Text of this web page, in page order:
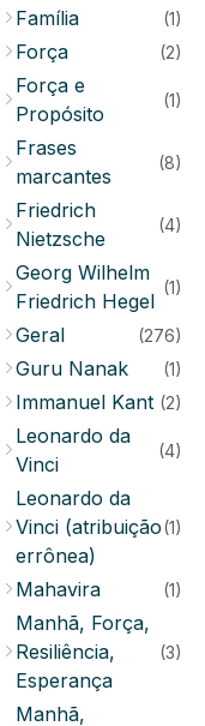
Família (1)
Força (2)
Força e
Propósito
(1)
Frases
marcantes
(8)
Friedrich
Nietzsche
(4)
Georg Wilhelm
Friedrich Hegel
(1)
Geral (276)
Guru Nanak (1)
Immanuel Kant (2)
Leonardo da
Vinci
(4)
Leonardo da
Vinci (atribuição
errônea)
(1)
Mahavira (1)
Manhã, Força,
Resiliência,
Esperança
(3)
Manhã,